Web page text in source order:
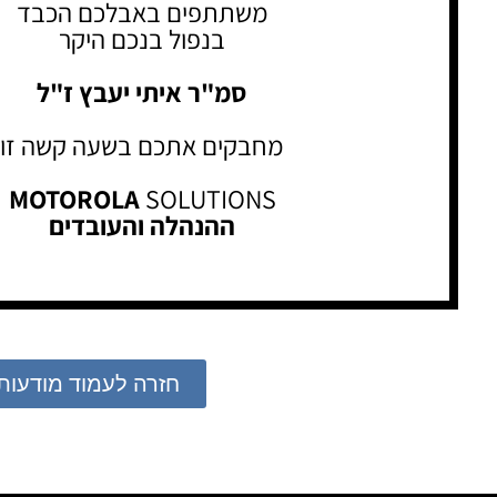
משתתפים באבלכם הכבד
בנפול בנכם היקר
סמ"ר איתי יעבץ ז"ל
מחבקים אתכם בשעה קשה זו
MOTOROLASOLUTIONS
ההנהלה והעובדים
חזרה לעמוד